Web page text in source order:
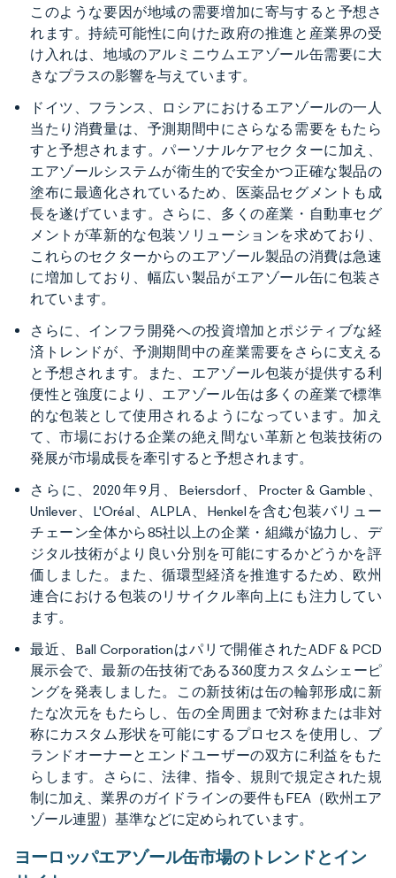
このような要因が地域の需要増加に寄与すると予想さ
れます。持続可能性に向けた政府の推進と産業界の受
け入れは、地域のアルミニウムエアゾール缶需要に大
きなプラスの影響を与えています。
ドイツ、フランス、ロシアにおけるエアゾールの一人
当たり消費量は、予測期間中にさらなる需要をもたら
すと予想されます。パーソナルケアセクターに加え、
エアゾールシステムが衛生的で安全かつ正確な製品の
塗布に最適化されているため、医薬品セグメントも成
長を遂げています。さらに、多くの産業・自動車セグ
メントが革新的な包装ソリューションを求めており、
これらのセクターからのエアゾール製品の消費は急速
に増加しており、幅広い製品がエアゾール缶に包装さ
れています。
さらに、インフラ開発への投資増加とポジティブな経
済トレンドが、予測期間中の産業需要をさらに支える
と予想されます。また、エアゾール包装が提供する利
便性と強度により、エアゾール缶は多くの産業で標準
的な包装として使用されるようになっています。加え
て、市場における企業の絶え間ない革新と包装技術の
発展が市場成長を牽引すると予想されます。
さらに、2020年9月、Beiersdorf、Procter & Gamble、
Unilever、L'Oréal、ALPLA、Henkelを含む包装バリュー
チェーン全体から85社以上の企業・組織が協力し、デ
ジタル技術がより良い分別を可能にするかどうかを評
価しました。また、循環型経済を推進するため、欧州
連合における包装のリサイクル率向上にも注力してい
ます。
最近、Ball Corporationはパリで開催されたADF & PCD
展示会で、最新の缶技術である360度カスタムシェーピ
ングを発表しました。この新技術は缶の輪郭形成に新
たな次元をもたらし、缶の全周囲まで対称または非対
称にカスタム形状を可能にするプロセスを使用し、ブ
ランドオーナーとエンドユーザーの双方に利益をもた
らします。さらに、法律、指令、規則で規定された規
制に加え、業界のガイドラインの要件もFEA（欧州エア
ゾール連盟）基準などに定められています。
ヨーロッパエアゾール缶市場のトレンドとイン